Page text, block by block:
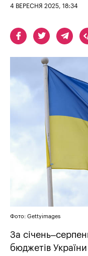
4 ВЕРЕСНЯ 2025, 18:34
Фото: Gettyimages
За
бюджетів